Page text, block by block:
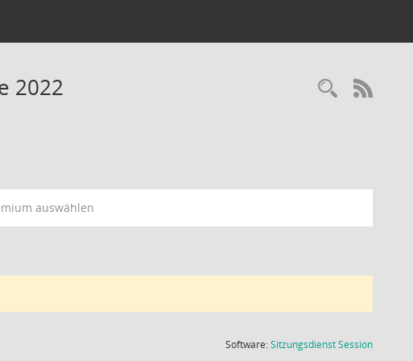
2022
auswählen
Software:SitzungsdienstSession(Wird in